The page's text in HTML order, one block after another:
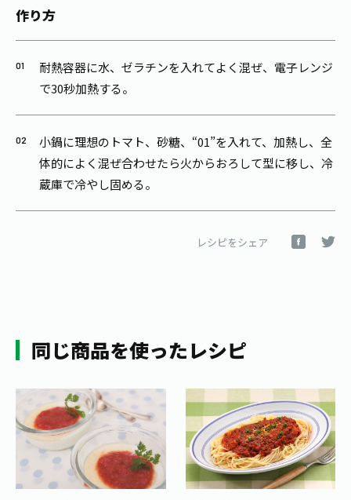
作り方
耐熱容器に水、ゼラチンを入れてよく混ぜ、電子レンジ
で30秒加熱する。
小鍋に理想のトマト、砂糖、“01”を入れて、加熱し、全
体的によく混ぜ合わせたら火からおろして型に移し、冷
蔵庫で冷やし固める。
レシピをシェア
同じ商品を使ったレシピ